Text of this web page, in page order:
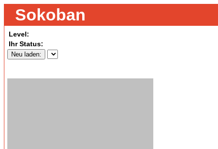
Sokoban
Level:
Ihr Status: